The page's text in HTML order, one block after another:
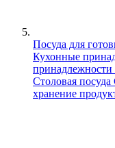
Посуда для
Кухонные
принадлежности
Столовая посуда
хранение